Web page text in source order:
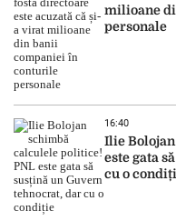
milioane
personale
16:40
Ilie
este gata
cu o